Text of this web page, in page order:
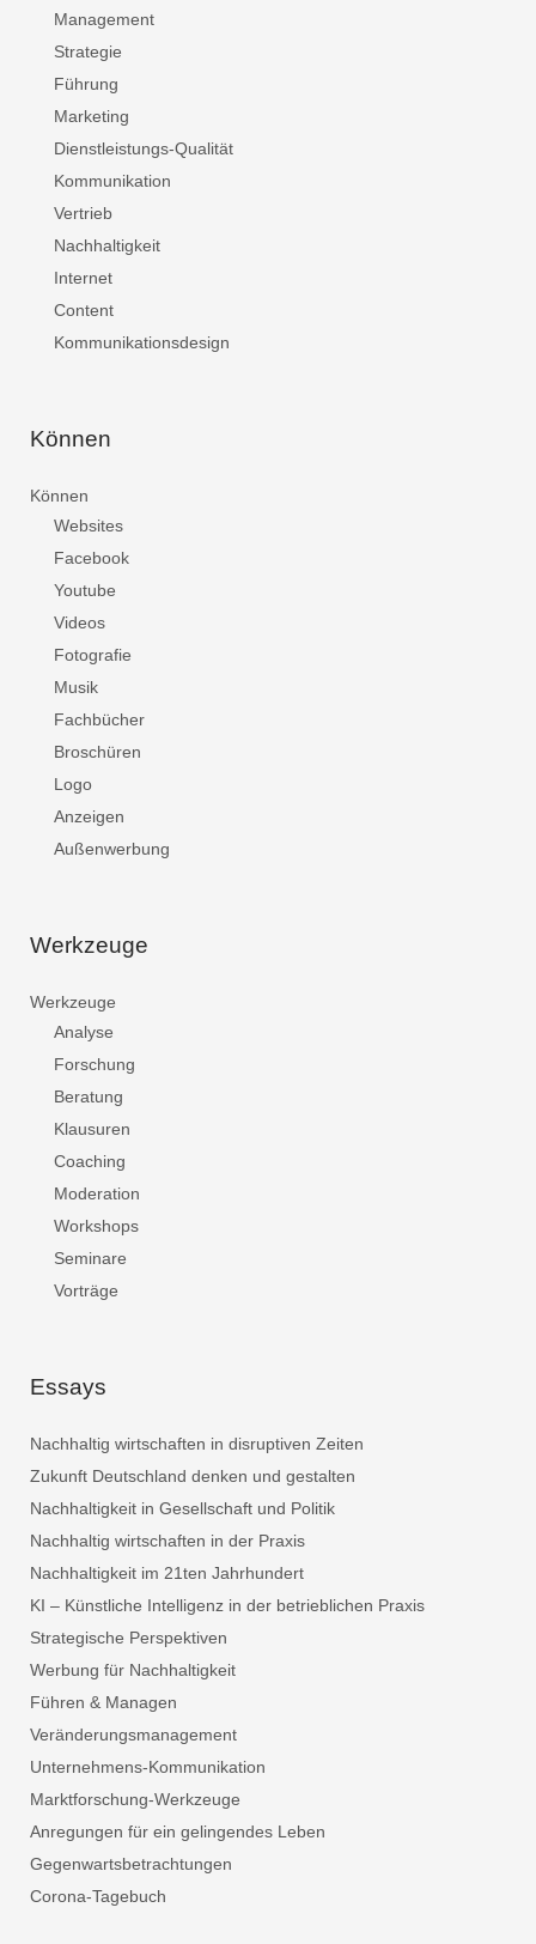
Management
Strategie
Führung
Marketing
Dienstleistungs-Qualität
Kommunikation
Vertrieb
Nachhaltigkeit
Internet
Content
Kommunikationsdesign
Können
Können
Websites
Facebook
Youtube
Videos
Fotografie
Musik
Fachbücher
Broschüren
Logo
Anzeigen
Außenwerbung
Werkzeuge
Werkzeuge
Analyse
Forschung
Beratung
Klausuren
Coaching
Moderation
Workshops
Seminare
Vorträge
Essays
Nachhaltig wirtschaften in disruptiven Zeiten
Zukunft Deutschland denken und gestalten
Nachhaltigkeit in Gesellschaft und Politik
Nachhaltig wirtschaften in der Praxis
Nachhaltigkeit im 21ten Jahrhundert
KI – Künstliche Intelligenz in der betrieblichen Praxis
Strategische Perspektiven
Werbung für Nachhaltigkeit
Führen & Managen
Veränderungsmanagement
Unternehmens-Kommunikation
Marktforschung-Werkzeuge
Anregungen für ein gelingendes Leben
Gegenwartsbetrachtungen
Corona-Tagebuch